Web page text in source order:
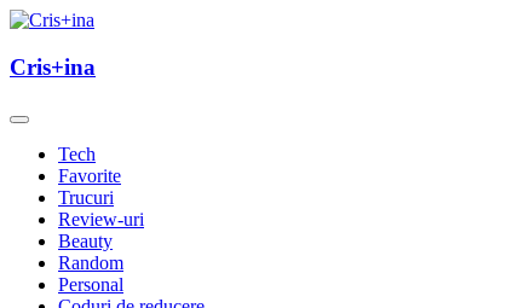
Skip
content
Cris+ina
Cris+ina
Tech
Favorite
Trucuri
Review-uri
Beauty
Random
Personal